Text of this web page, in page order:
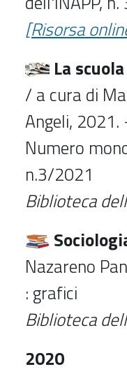
[Risorsa
La
/ a cura di
Angeli,
Numero
n.3/2021
Biblioteca
Nazareno
: grafici
Biblioteca
2020